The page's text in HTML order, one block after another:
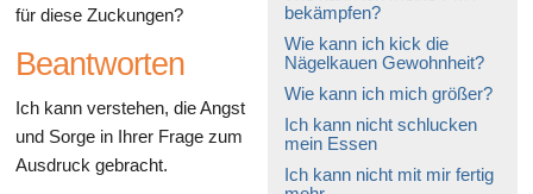
bekämpfen?
Wie kann ich kick die
Nägelkauen Gewohnheit?
Wie kann ich mich größer?
Ich kann nicht schlucken
mein Essen
Ich kann nicht mit mir fertig
für diese Zuckungen?
Beantworten
Ich kann verstehen, die Angst
und Sorge in Ihrer Frage zum
Ausdruck gebracht.